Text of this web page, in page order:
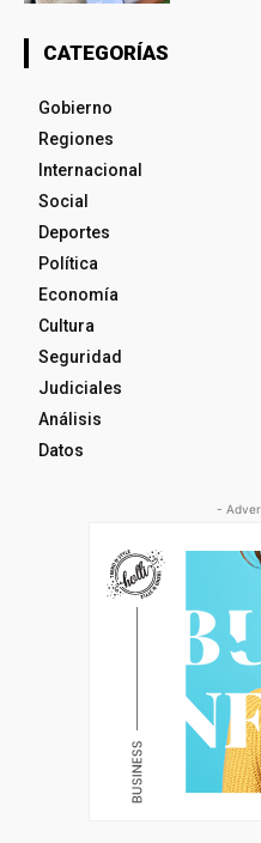
CATEGORÍAS
Gobierno
Regiones
Internacional
Social
Deportes
Política
Economía
Cultura
Seguridad
Judiciales
Análisis
Datos
-